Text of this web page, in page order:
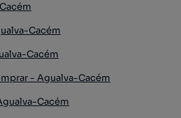
Cacém
Cacém
- Agualva-Cacém
Cacém